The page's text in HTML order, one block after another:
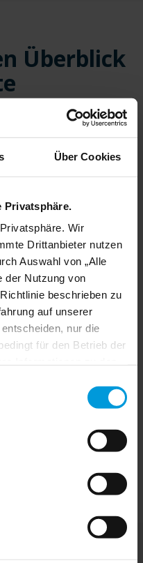
Über Cookies
Wir
Drittanbieter nutzen
Auswahl von „Alle
der Nutzung von
beschrieben zu
auf unserer
nur die
für den Betrieb der
klicken.
. Für Google-
Adresse auch ein
gaoptout?hl=en-GB.
Überblick
den Zugang zu Ihren
Smart Client steuern
Überblick über alle
Besucher. Das
reagieren, schnell